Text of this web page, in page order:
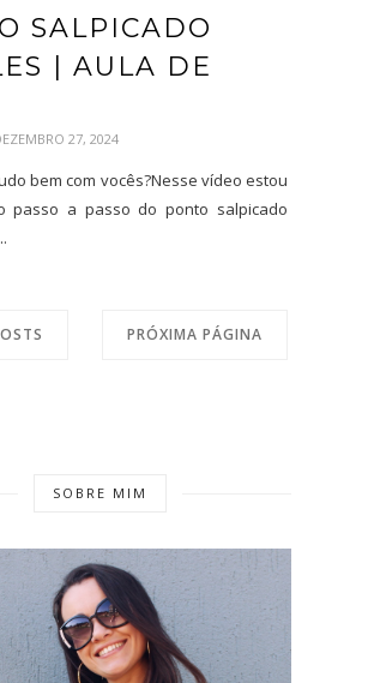
SALPICADO
| AULA DE
27, 2024
bem com vocês?Nesse vídeo estou
passo a passo do ponto salpicado
PRÓXIMA PÁGINA
SOBRE MIM